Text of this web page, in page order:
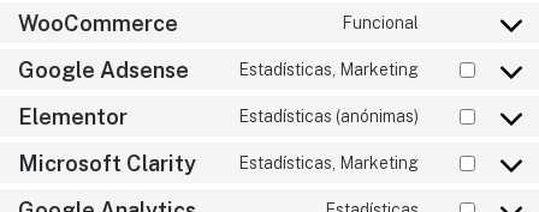
WooCommerce Funcional
Google Adsense Estadísticas, Marketing
Elementor Estadísticas (anónimas)
Microsoft Clarity Estadísticas, Marketing